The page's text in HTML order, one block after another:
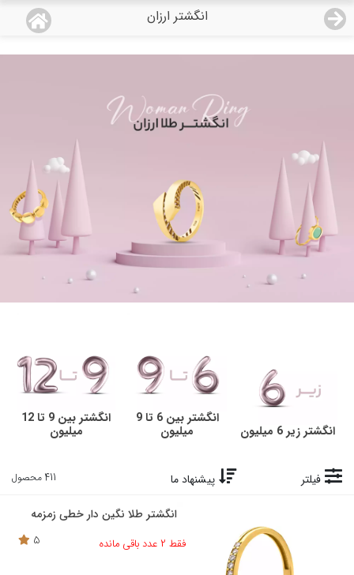
انگشتر ارزان
منو
دسته بندی محصولات
نمایندگی ها
مجله روبی
درباره ما
اعطای نمایندگی
انگشتر زیر 6 میلیون
انگشتر بین 6 تا 9
میلیون
انگشتر بین 9 تا 12
میلیون
فیلتر پیشنهاد ما 411 محصول
انگشتر طلا نگین دار خطی زمزمه
فقط 2 عدد باقی مانده
5